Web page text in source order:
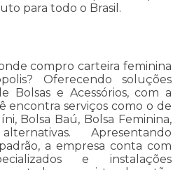
para todo o Brasil.
compro carteira feminina
Oferecendo soluções
Bolsas e Acessórios, com a
encontra serviços como o de
Bolsa Baú, Bolsa Feminina,
Apresentando
a empresa conta com
e instalações